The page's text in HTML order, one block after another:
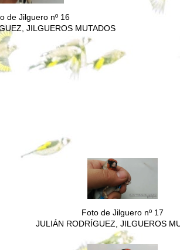
de Jilguero nº 16
JILGUEROS MUTADOS
Foto de Jilguero nº 17
JULIÁN RODRÍGUEZ, JILGUEROS